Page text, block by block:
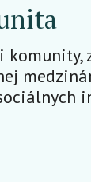
komunity,